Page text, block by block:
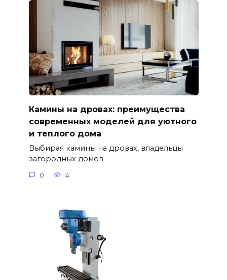
Камины на дровах: преимущества
современных моделей для уютного
и теплого дома
Выбирая камины на дровах, владельцы
загородных домов
0 4